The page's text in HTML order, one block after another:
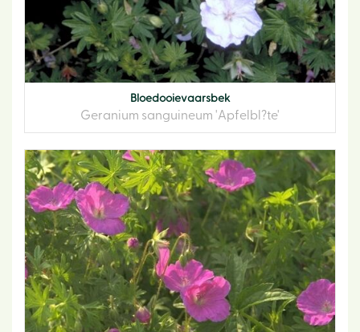
Bloedooievaarsbek
Geranium sanguineum 'Apfelbl?te'